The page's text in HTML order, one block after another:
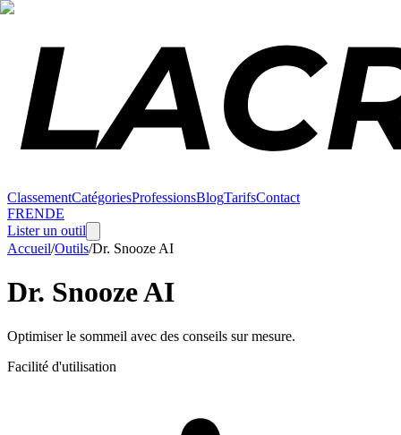
ClassementCatégoriesProfessionsBlogTarifsContact
FRENDE
Lister un outil
Accueil/Outils/Dr. Snooze AI
Dr. Snooze AI
Optimiser le sommeil avec des conseils sur mesure.
Facilité d'utilisation